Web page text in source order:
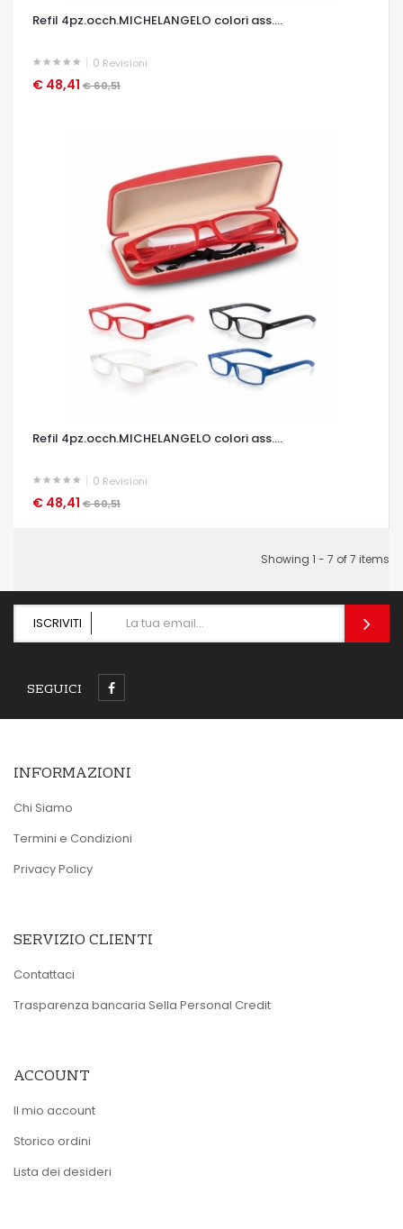
Refil 4pz.occh.MICHELANGELO colori ass....
0 Revisioni
€ 48,41 € 60,51
OCCHIATA VELOCE
Refil 4pz.occh.MICHELANGELO colori ass....
0 Revisioni
€ 48,41 € 60,51
OCCHIATA VELOCE
Showing 1 - 7 of 7 items
ISCRIVITI
SEGUICI
INFORMAZIONI
Chi Siamo
Termini e Condizioni
Privacy Policy
SERVIZIO CLIENTI
Contattaci
Trasparenza bancaria Sella Personal Credit
ACCOUNT
Il mio account
Storico ordini
Lista dei desideri